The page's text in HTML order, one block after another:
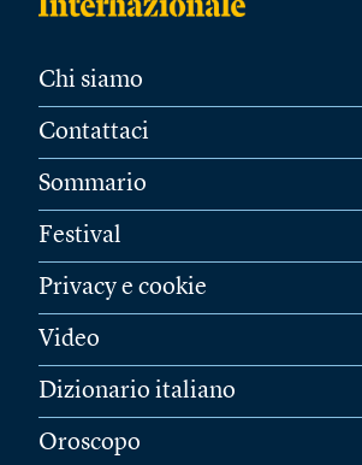
Chi siamo
Contattaci
Sommario
Festival
Privacy e cookie
Video
Dizionario italiano
Oroscopo